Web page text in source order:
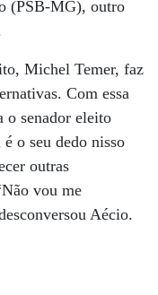
(PSB-MG), outro
Michel Temer, faz
Com essa
o senador eleito
o seu dedo nisso
outras
vou me
Aécio.